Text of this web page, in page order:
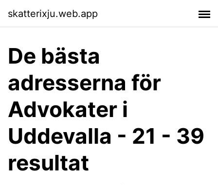
skatterixju.web.app
De bästa
adresserna för
Advokater i
Uddevalla - 21 - 39
resultat